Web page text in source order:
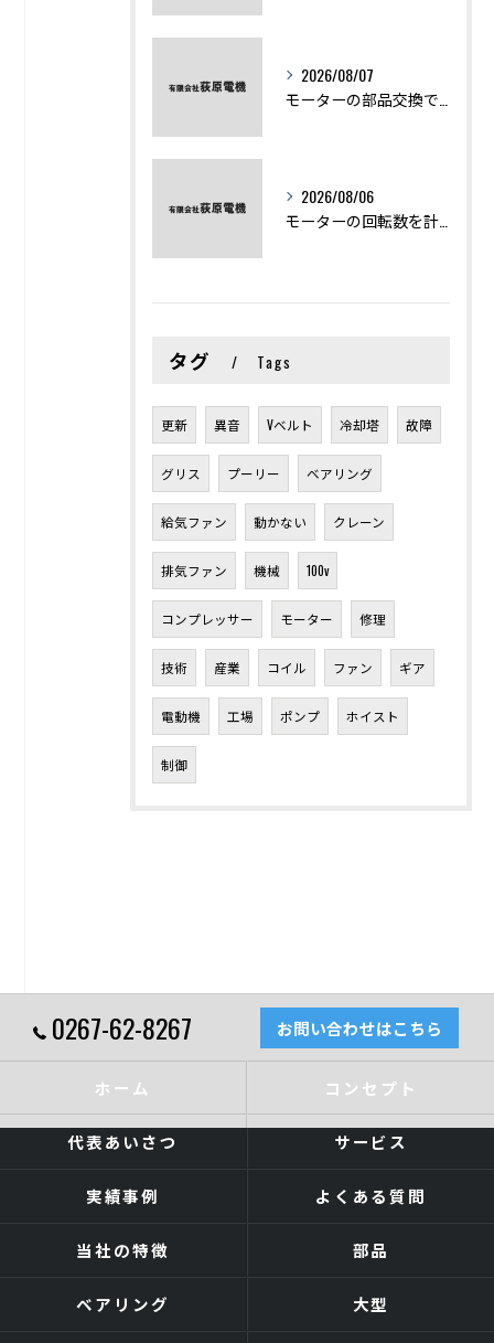
2026/08/07
2026/08/06
タグ Tags
更新 異音 Vベルト 冷却塔 故障
グリス プーリー ベアリング
給気ファン 動かない クレーン
排気ファン 機械 100v
コンプレッサー モーター 修理
技術 産業 コイル ファン ギア
電動機 工場 ポンプ ホイスト
制御
0267-62-8267 お問い合わせはこちら
ホーム コンセプト
代表あいさつ サービス
実績事例 よくある質問
当社の特徴 部品
ベアリング 大型